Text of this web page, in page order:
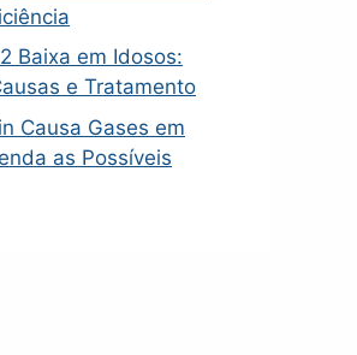
Baixa em Idosos:
e Tratamento
Causa Gases em
as Possíveis